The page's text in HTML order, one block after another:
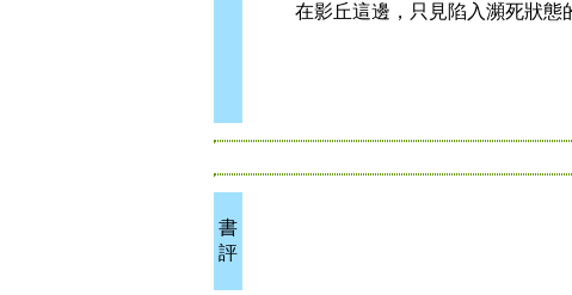
在影丘這邊，只見陷入瀕死狀態
書
評